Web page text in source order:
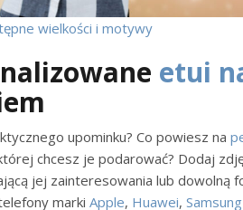
wielkości i motywy
etui
upominku? Co powiesz na
chcesz je podarować? Dodaj
jej zainteresowania lub dowolną
marki Apple, Huawei, Samsung